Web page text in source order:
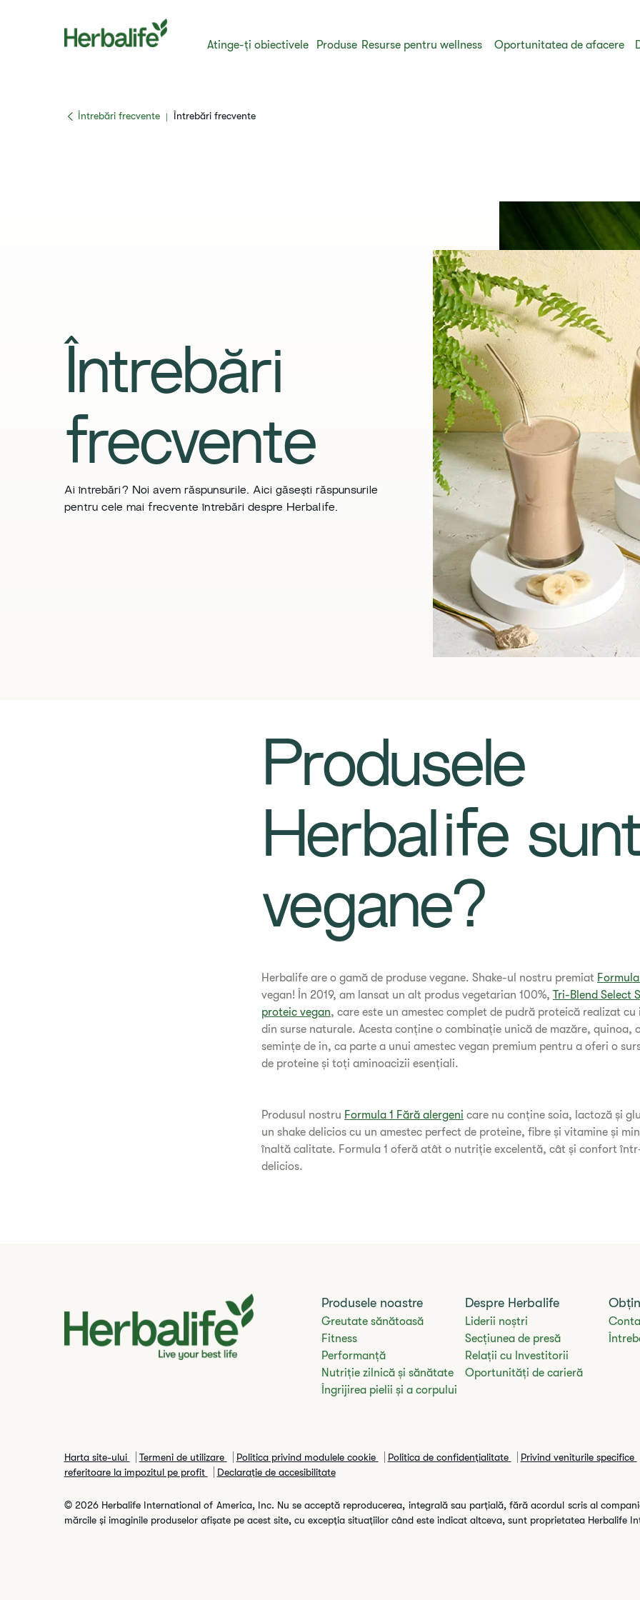
Atinge-ți obiectivele Produse Resurse pentru wellness Oportunitatea de afacere
​​Întrebări frecvente​ | ​​Întrebări frecvente​
​​Întrebări
frecvente​
​​Ai întrebări? Noi avem răspunsurile. Aici găsești răspunsurile
pentru cele mai frecvente întrebări despre Herbalife.​
​​Produsele
Herbalife
vegane?​
Herbalife are o gamă de produse vegane. Shake-ul nostru premiat Formula
vegan! În 2019, am lansat un alt produs vegetarian 100%, Tri-Blend Select
proteic vegan, care este un amestec complet de pudră proteică ​​realizat cu
din surse naturale. Acesta conține o combinație unică de mazăre, quinoa,
semințe de in, ca parte a unui amestec vegan premium pentru a oferi o
de proteine și toți aminoacizii esențiali.
Produsul nostru Formula 1 Fără alergeni care nu conține soia, lactoză și
un shake delicios cu un amestec perfect de proteine, fibre și vitamine și
înaltă calitate. Formula 1 oferă atât o nutriție excelentă, cât și confort
delicios.
Produsele noastre
Greutate sănătoasă
Fitness
Performanță
Nutriție zilnică și sănătate
Îngrijirea pielii și a corpului
Despre Herbalife
Liderii noștri
Secțiunea de presă
Relații cu Investitorii
Oportunități de carieră
Harta site-ului Termeni de utilizare Politica privind modulele cookie Politica de confidențialitate
Privind veniturile specifice
referitoare la impozitul pe profit
Declarație de accesibilitate
© 2026 Herbalife International of America, Inc. Nu se acceptă reproducerea, integrală sau parțială, fără acordul scris al
mărcile și imaginile produselor afișate pe acest site, cu excepția situațiilor când este indicat altceva, sunt proprietatea Herbalife